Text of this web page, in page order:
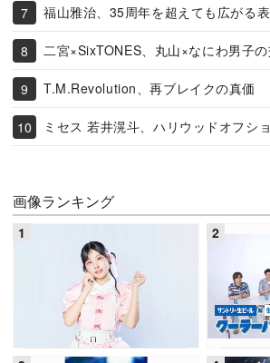
福山雅治、35周年を超えても広がる
二宮×SixTONES、丸山×なにわ男子
T.M.Revolution、再ブレイクの真価
ミセス 若井滉斗、ハリウッドオフシ
画像ランキング